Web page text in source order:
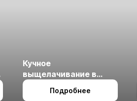
Кучное
выщелачивание в
холодном климате
Подробнее